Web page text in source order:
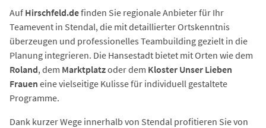
Auf Hirschfeld.definden Sie regionale Anbieter für Ihr
Teamevent in Stendal, die mit detaillierter Ortskenntnis
überzeugen und professionelles Teambuilding gezielt in die
Planung integrieren. Die Hansestadt bietet mit Orten wie dem
Roland, dem Marktplatzoder dem Kloster Unser Lieben
Frauen eine vielseitige Kulisse für individuell gestaltete
Programme.
Dank kurzer Wege innerhalb von Stendal profitieren Sie von